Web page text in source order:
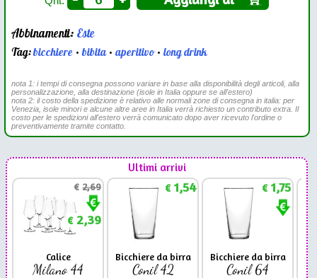
Abbinamenti: Este
Tag:bicchiere •bibita•aperitivo•long drink
nota 1: i tempi di consegna possono variare in base alla disponibilità degli articoli, alla
personalizzazione, alla destinazione (isole in Italia oppure se all'estero)
nota 2: il costo della spedizione è relativo alle normali zone di consegna in italia: per
Venezia, isole minori e alcune altre aree in Italia verrà richiesto un contributo extra. Il
costo per le spedizioni all'estero verrà comunicato dopo aver ricevuto l'ordine o
preventivamente tramite contatto.
Ultimi arrivi
€2,69
€2,39
Calice
Milano 44
€1,54
Bicchiere da birra
Conil 42
€1,75
Bicchiere da birra
Conil 64